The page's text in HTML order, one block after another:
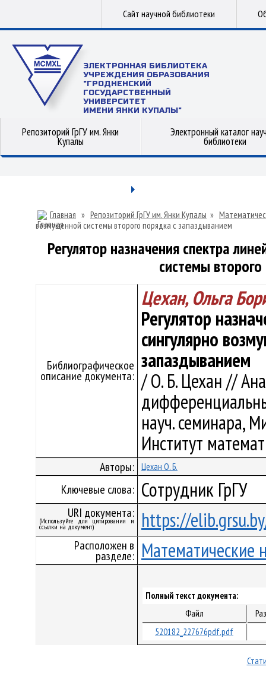
Сайт научной библиотеки
ЭЛЕКТРОННАЯ БИБЛИОТЕКА
УЧРЕЖДЕНИЯ ОБРАЗОВАНИЯ
"ГРОДНЕНСКИЙ
ГОСУДАРСТВЕННЫЙ
УНИВЕРСИТЕТ
ИМЕНИ ЯНКИ КУПАЛЫ"
Репозиторий ГрГУ им. Янки
Купалы
Электронный каталог
библиотеки
Главная » Репозиторий ГрГУ им. Янки Купалы »
возмущенной системы второго порядка с запаздыванием
Регулятор назначения спектра
системы
Библиографическое
описание документа:
Цехан, Ольга
Регулятор
сингулярно
запаздыванием
/ О. Б. Цехан //
науч. семинара,
Институт
Авторы: Цехан О. Б.
Ключевые слова: Сотрудник ГрГУ
URI документа:
(Используйте для цитирования и
ссылки на документ) https://
Расположен в
разделе: Математические
Полный текст документа:
Файл
520182_227676pdf.pdf